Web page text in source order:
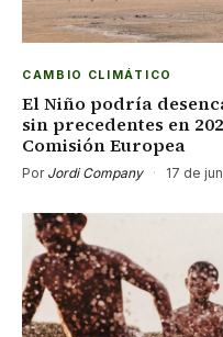
CAMBIO CLIMÁTICO
El Niño podría
sin precedentes en
Comisión Europea
Por Jordi Company · 17 de